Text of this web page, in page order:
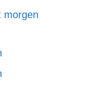
morgen